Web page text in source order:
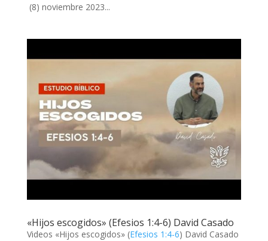
(8) noviembre 2023...
«Hijos escogidos» (Efesios 1:4-6) David Casado
Videos «Hijos escogidos» (Efesios 1:4-6) David Casado